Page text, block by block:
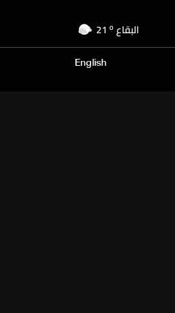
البقاع 21 o
الجنوب 25o
26
English